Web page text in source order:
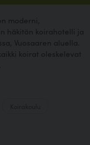
moderni,
häkitön koirahotelli ja
Vuosaaren aluella.
koirat oleskelevat